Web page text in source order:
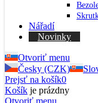
Nářadí
Novinky
Otvoriť menu
Česky (CZK)
Prejsť na košík0
Košík je prázdny
Otvoriť menu